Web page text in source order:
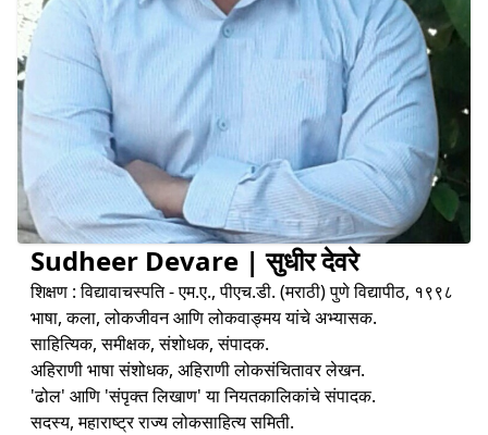
Sudheer Devare | सुधीर देवरे
शिक्षण : विद्यावाचस्पति - एम.ए., पीएच.डी. (मराठी) पुणे विद्यापीठ, १९९८
भाषा, कला, लोकजीवन आणि लोकवाङ्मय यांचे अभ्यासक.
साहित्यिक, समीक्षक, संशोधक, संपादक.
अहिराणी भाषा संशोधक, अहिराणी लोकसंचितावर लेखन.
'ढोल' आणि 'संपृक्त लिखाण' या नियतकालिकांचे संपादक.
सदस्य, महाराष्ट्र राज्य लोकसाहित्य समिती.